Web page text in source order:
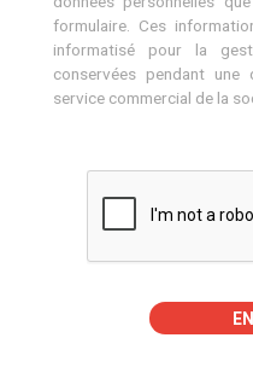
formulaire. Ces
informatisé pour la
conservées pendant
service commercial de la